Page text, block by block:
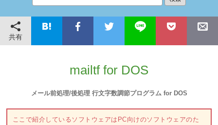
共有
mailtf for DOS
メール前処理/後処理 行文字数調節プログラム for DOS
ここで紹介しているソフトウェアはPC向けのソフトウェアのた